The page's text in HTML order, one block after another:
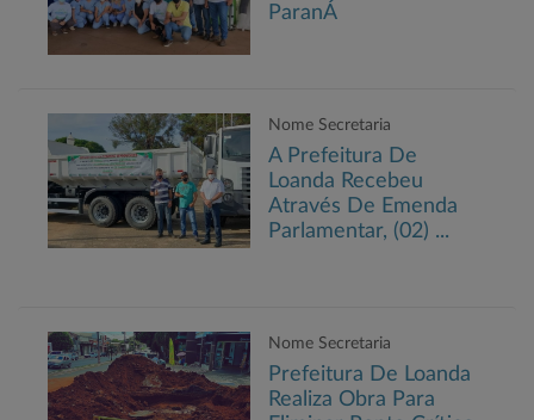
ParanÁ
Nome Secretaria
A Prefeitura De
Loanda Recebeu
Através De Emenda
Parlamentar, (02) ...
Nome Secretaria
Prefeitura De Loanda
Realiza Obra Para